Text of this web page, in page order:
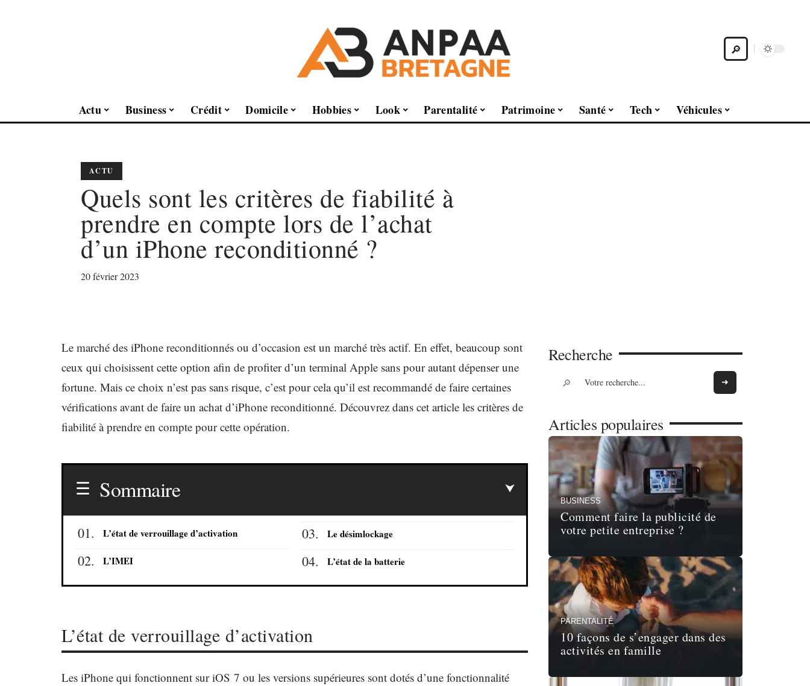
Actu Business Crédit Domicile Hobbies Look Parentalité Patrimoine Santé Tech Véhicules
ACTU
Quels sont les critères de fiabilité à
prendre en compte lors de l’achat
d’un iPhone reconditionné ?
20 février 2023
Le marché des iPhone reconditionnés ou d’occasion est un marché très actif. En effet, beaucoup sont
ceux qui choisissent cette option afin de profiter d’un terminal Apple sans pour autant dépenser une
fortune. Mais ce choix n’est pas sans risque, c’est pour cela qu’il est recommandé de faire certaines
vérifications avant de faire un achat d’iPhone reconditionné. Découvrez dans cet article les critères de
fiabilité à prendre en compte pour cette opération.
Sommaire
L’état de verrouillage d’activation
L’IMEI
Le désimlockage
L’état de la batterie
L’état de verrouillage d’activation
Les iPhone qui fonctionnent sur iOS 7 ou les versions supérieures sont dotés d’une fonctionnalité
Recherche
Articles populaires
BUSINESS
Comment faire la publicité de
votre petite entreprise ?
PARENTALITÉ
10 façons de s’engager dans des
activités en famille